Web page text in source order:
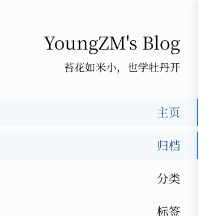
YoungZM's Blog
苔花如米小，也学牡丹开
主页
归档
分类
标签